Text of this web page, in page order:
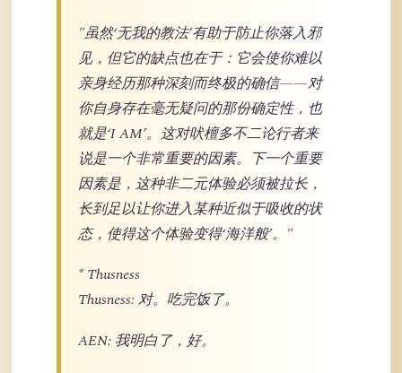
"虽然‘无我的教法’有助于防止你落入邪
见，但它的缺点也在于：它会使你难以
亲身经历那种深刻而终极的确信——对
你自身存在毫无疑问的那份确定性，也
就是‘I AM’。这对吠檀多不二论行者来
说是一个非常重要的因素。下一个重要
因素是，这种非二元体验必须被拉长，
长到足以让你进入某种近似于吸收的状
态，使得这个体验变得‘海洋般’。"
* Thusness
Thusness: 对。吃完饭了。
AEN: 我明白了，好。